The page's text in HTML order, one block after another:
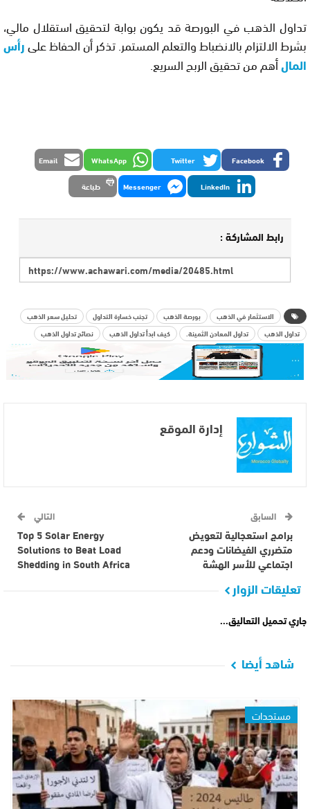
تداول الذهب في البورصة قد يكون بوابة لتحقيق استقلال مالي،
بشرط الالتزام بالانضباط والتعلم المستمر. تذكر أن الحفاظ علىرأس
المالأهم من تحقيق الربح السريع.
Facebook
Twitter
WhatsApp
Email
LinkedIn
Messenger طباعة
رابط المشاركة :
الاستثمار في الذهب بورصة الذهب تجنب خسارة التداول
تحليل سعر الذهب
تداول الذهب
تداول المعادن الثمينة. كيف ابدأ تداول الذهب نصائح تداول الذهب
إدارة الموقع
السابق
برامج استعجالية لتعويض
متضرري الفيضانات ودعم
اجتماعي للأسر الهشة
التالي
Top 5 Solar Energy
Solutions to Beat Load
Shedding in South Africa
تعليقات الزوار
جاري تحميل التعاليق...
شاهد أيضا
مستجدات